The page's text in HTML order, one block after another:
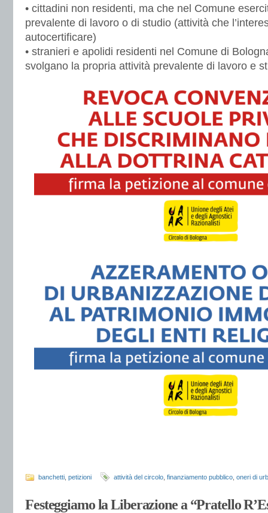
• cittadini non residenti, ma che nel Comune
prevalente di lavoro o di studio (attività che
autocertificare)
• stranieri e apolidi residenti nel Comune di
svolgano la propria attività prevalente di lavoro e
banchetti petizioni attività del circolo finanziamento pubblico oneri di
Festeggiamo la Liberazione a “Pratello